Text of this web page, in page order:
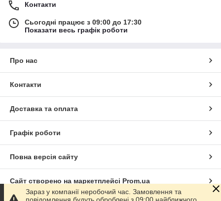
Контакти
Сьогодні працює з 09:00 до 17:30
Показати весь графік роботи
Про нас
Контакти
Доставка та оплата
Графік роботи
Повна версія сайту
Сайт створено на маркетплейсі Prom.ua
Зараз у компанії неробочий час. Замовлення та